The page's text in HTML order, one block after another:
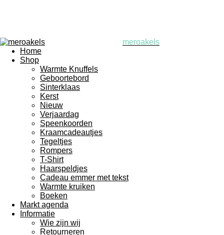
meroakels
Home
Shop
Warmte Knuffels
Geboortebord
Sinterklaas
Kerst
Nieuw
Verjaardag
Speenkoorden
Kraamcadeautjes
Tegeltjes
Rompers
T-Shirt
Haarspeldjes
Cadeau emmer met tekst
Warmte kruiken
Boeken
Markt agenda
Informatie
Wie zijn wij
Retourneren